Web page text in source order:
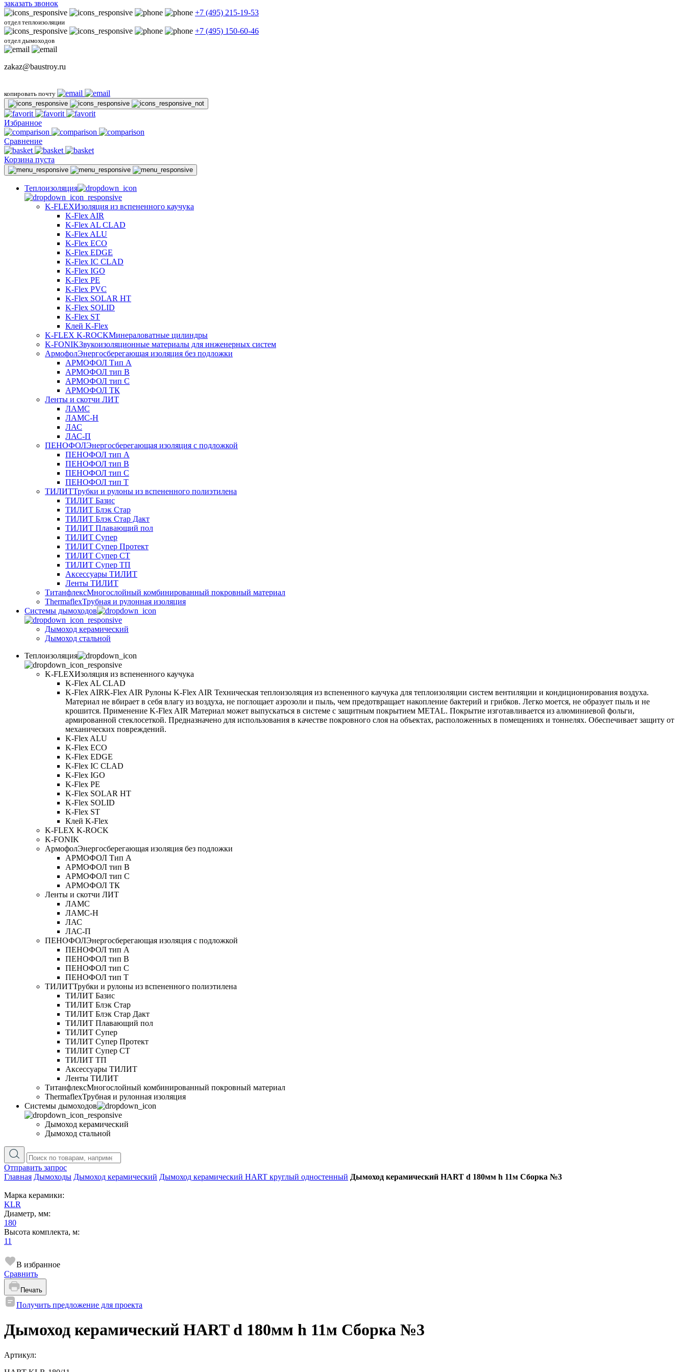
заказать звонок
+7 (495) 215-19-53
отдел теплоизоляции
+7 (495) 150-60-46
отдел дымоходов
zakaz@baustroy.ru
копировать почту
Избранное
Сравнение
Корзина пуста
Теплоизоляция
K-FLEXИзоляция из вспененного каучука
K-Flex AIR
K-Flex AL CLAD
K-Flex ALU
K-Flex ECO
K-Flex EDGE
K-Flex IC CLAD
K-Flex IGO
K-Flex PE
K-Flex PVC
K-Flex SOLAR HT
K-Flex SOLID
K-Flex ST
Клей K-Flex
K-FLEX K-ROCKМинераловатные цилиндры
K-FONIKЗвукоизоляционные материалы для инженерных систем
АрмофолЭнергосберегающая изоляция без подложки
АРМОФОЛ Тип А
АРМОФОЛ тип В
АРМОФОЛ тип C
АРМОФОЛ ТК
Ленты и скотчи ЛИТ
ЛАМС
ЛАМС-Н
ЛАС
ЛАС-П
ПЕНОФОЛЭнергосберегающая изоляция с подложкой
ПЕНОФОЛ тип А
ПЕНОФОЛ тип B
ПЕНОФОЛ тип C
ПЕНОФОЛ тип T
ТИЛИТТрубки и рулоны из вспененного полиэтилена
ТИЛИТ Базис
ТИЛИТ Блэк Стар
ТИЛИТ Блэк Стар Дакт
ТИЛИТ Плавающий пол
ТИЛИТ Супер
ТИЛИТ Супер Протект
ТИЛИТ Супер СТ
ТИЛИТ Супер ТП
Аксессуары ТИЛИТ
Ленты ТИЛИТ
ТитанфлексМногослойный комбинированный покровный материал
ThermaflexТрубная и рулонная изоляция
Cистемы дымоходов
Дымоход керамический
Дымоход стальной
Теплоизоляция
K-FLEXИзоляция из вспененного каучука
K-Flex AL CLAD
K-Flex AIRK-Flex AIR Рулоны K-Flex AIR Техническая теплоизоляция из вспененного каучука для теплоизоляции систем вентиляции и кондиционирования воздуха.
Материал не вбирает в себя влагу из воздуха, не поглощает аэрозоли и пыль, чем предотвращает накопление бактерий и грибков. Легко моется, не образует пыль и не
крошится. Применение K-Flex AIR Материал может выпускаться в системе c защитным покрытием METAL. Покрытие изготавливается из алюминиевой фольги,
армированной стеклосеткой. Предназначено для использования в качестве покровного слоя на объектах, расположенных в помещениях и тоннелях. Обеспечивает защиту от
механических повреждений.
K-Flex ALU
K-Flex ECO
K-Flex EDGE
K-Flex IC CLAD
K-Flex IGO
K-Flex PE
K-Flex SOLAR HT
K-Flex SOLID
K-Flex ST
Клей K-Flex
K-FLEX K-ROCK
K-FONIK
АрмофолЭнергосберегающая изоляция без подложки
АРМОФОЛ Тип А
АРМОФОЛ тип В
АРМОФОЛ тип C
АРМОФОЛ ТК
Ленты и скотчи ЛИТ
ЛАМС
ЛАМС-Н
ЛАС
ЛАС-П
ПЕНОФОЛЭнергосберегающая изоляция с подложкой
ПЕНОФОЛ тип А
ПЕНОФОЛ тип B
ПЕНОФОЛ тип C
ПЕНОФОЛ тип T
ТИЛИТТрубки и рулоны из вспененного полиэтилена
ТИЛИТ Базис
ТИЛИТ Блэк Стар
ТИЛИТ Блэк Стар Дакт
ТИЛИТ Плавающий пол
ТИЛИТ Супер
ТИЛИТ Супер Протект
ТИЛИТ Супер СТ
ТИЛИТ ТП
Аксессуары ТИЛИТ
Ленты ТИЛИТ
ТитанфлексМногослойный комбинированный покровный материал
ThermaflexТрубная и рулонная изоляция
Cистемы дымоходов
Дымоход керамический
Дымоход стальной
Отправить запрос
Главная Дымоходы Дымоход керамический Дымоход керамический HART круглый одностенный Дымоход керамический HART d 180мм h 11м Сборка №3
Марка керамики:
KLR
Диаметр, мм:
180
Высота комплекта, м:
11
В избранное
Сравнить
Печать
Получить предложение для проекта
Дымоход керамический HART d 180мм h 11м Сборка №3
Артикул: